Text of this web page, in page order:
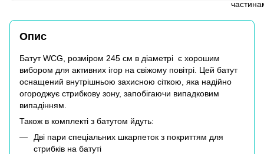
Опис
Батут WCG, розміром 245 см в діаметрі є хорошим
вибором для активних ігор на свіжому повітрі. Цей батут
оснащений внутрішньою захисною сіткою, яка надійно
огороджує cтрибкову зону, запобігаючи випадковим
випадінням.
Також в комплекті з батутом йдуть:
Дві пари спеціальних шкарпеток з покриттям для
стрибків на батуті